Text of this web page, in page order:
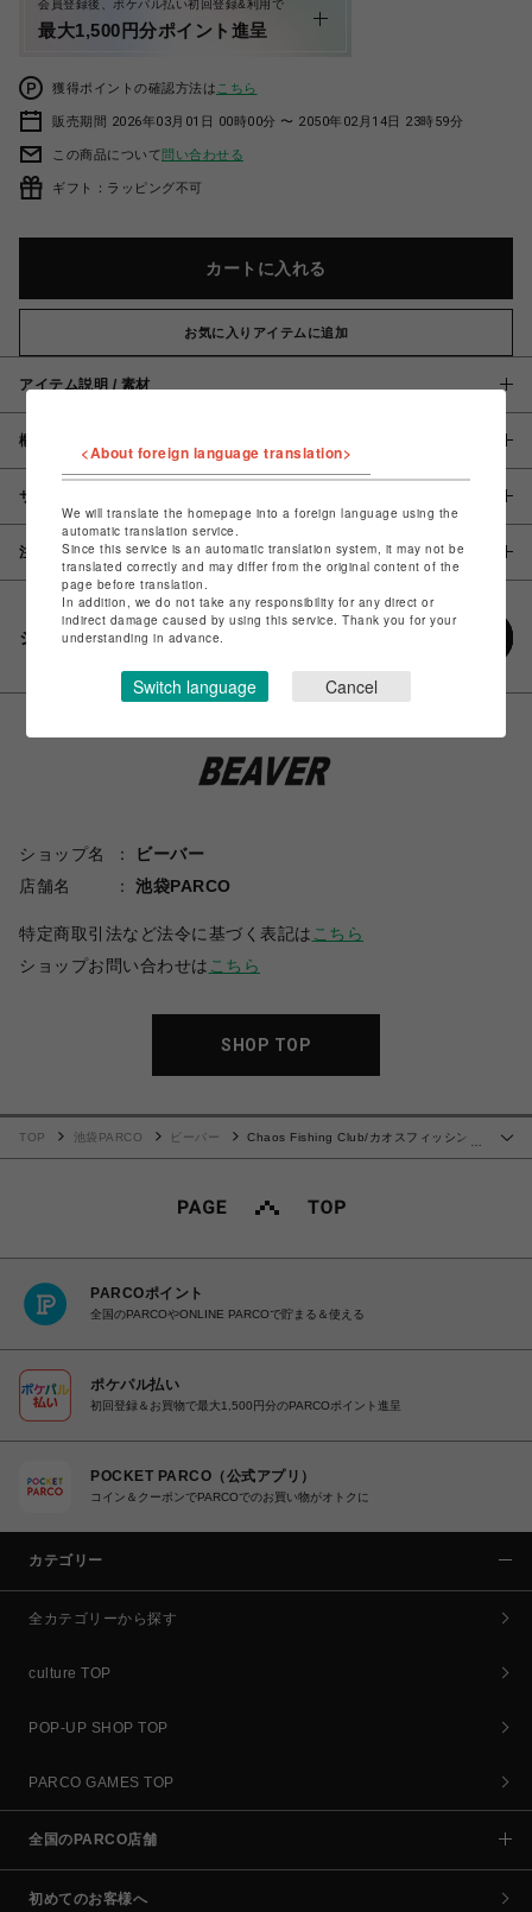
会員登録後、ポケパル払い初回登録&利用で
最大1,500円分ポイント進呈
獲得ポイントの確認方法は こちら
販売期間 2026年03月01日 00時00分 〜 2050年02月14日 23時59分
この商品について問い合わせる
ギフト：ラッピング不可
カートに入れる
お気に入りアイテムに追加
アイテム説明 / 素材
概要
サイズ
注意事項
シェアする
ショップ名
ビーバー
店舗名
池袋PARCO
特定商取引法など法令に基づく表記は こちら
ショップお問い合わせは こちら
SHOP TOP
TOP 池袋PARCO ビーバー
Chaos Fishing Club/カオスフィッシング
PARCOポイント
全国のPARCOやONLINE PARCOで貯まる＆使える
ポケパル払い
初回登録＆お買物で最大1,500円分のPARCOポイント進呈
POCKET PARCO（公式アプリ）
コイン＆クーポンでPARCOでのお買い物がオトクに
カテゴリー
全カテゴリーから探す
culture TOP
POP-UP SHOP TOP
PARCO GAMES TOP
全国のPARCO店舗
初めてのお客様へ
<About foreign language translation>
We will translate the homepage into a foreign language using the
automatic translation service.
Since this service is an automatic translation system, it may not be
translated correctly and may differ from the original content of the
page before translation.
In addition, we do not take any responsibility for any direct or
indirect damage caused by using this service. Thank you for your
understanding in advance.
Switch language Cancel